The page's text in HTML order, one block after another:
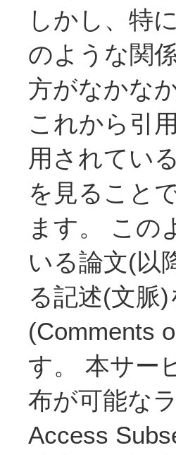
しかし、特
のような関
方がなかな
これから引
用されてい
を見ること
ます。 この
いる論文(以
る記述(文脈
(Comments
す。 本サー
布が可能な
Access